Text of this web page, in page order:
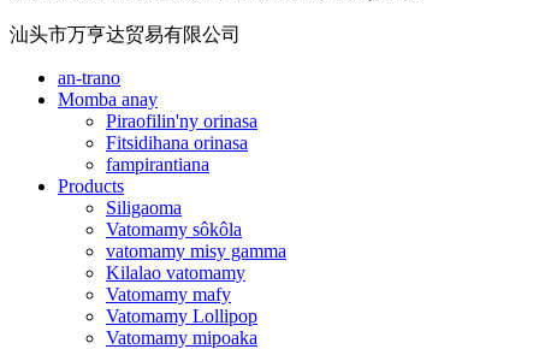
汕头市万亨达贸易有限公司
an-trano
Momba anay
Piraofilin'ny orinasa
Fitsidihana orinasa
fampirantiana
Products
Siligaoma
Vatomamy sôkôla
vatomamy misy gamma
Kilalao vatomamy
Vatomamy mafy
Vatomamy Lollipop
Vatomamy mipoaka